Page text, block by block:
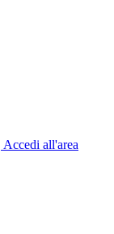
Accedi all'area